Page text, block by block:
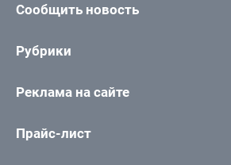
Сообщить новость
Рубрики
Реклама на сайте
Прайс-лист